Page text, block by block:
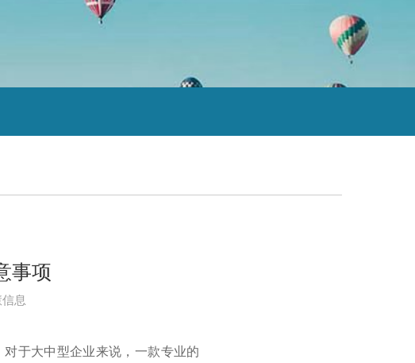
事项
息
于大中型企业来说，一款专业的